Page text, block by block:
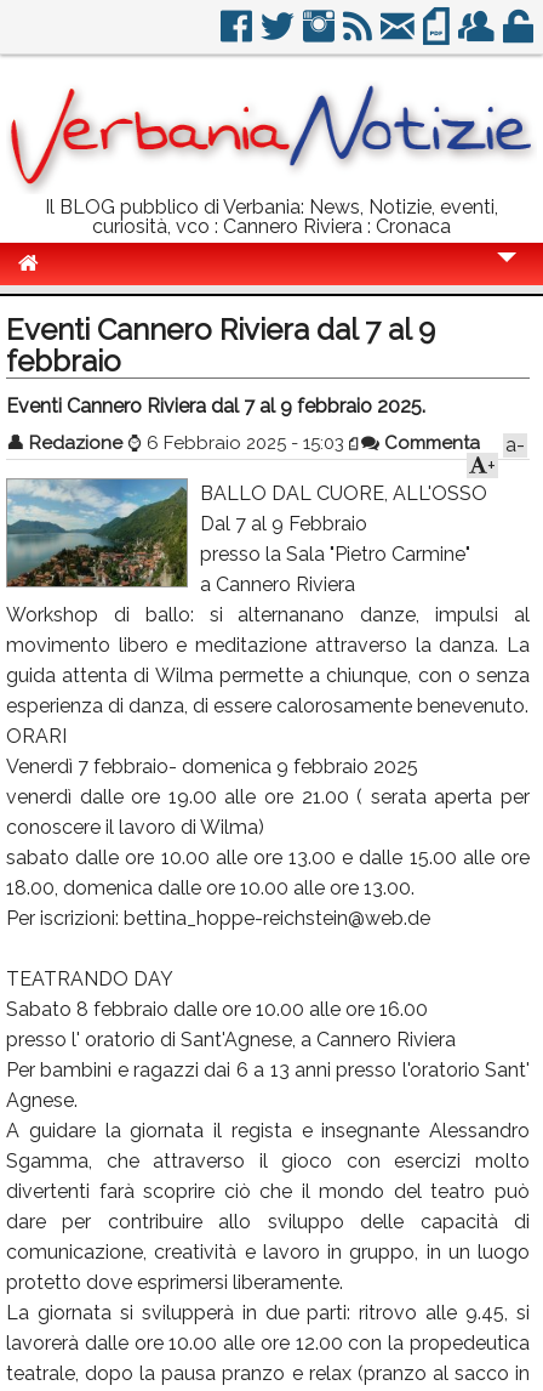
Il BLOG pubblico di Verbania: News, Notizie, eventi,
curiosità, vco : Cannero Riviera : Cronaca
Politica
Sport
Eventi
Info Utili
Rubriche
Calendario
Annunci
Eventi Cannero Riviera dal 7 al 9
febbraio
Eventi Cannero Riviera dal 7 al 9 febbraio 2025.
👤 Redazione ⌚ 6 Febbraio 2025 - 15:03 Commenta
a-
+
BALLO DAL CUORE, ALL'OSSO
Dal 7 al 9 Febbraio
presso la Sala "Pietro Carmine"
a Cannero Riviera
Workshop di ballo: si alternanano danze, impulsi al
movimento libero e meditazione attraverso la danza. La
guida attenta di Wilma permette a chiunque, con o senza
esperienza di danza, di essere calorosamente benevenuto.
ORARI
Venerdì 7 febbraio- domenica 9 febbraio 2025
venerdì dalle ore 19.00 alle ore 21.00 ( serata aperta per
conoscere il lavoro di Wilma)
sabato dalle ore 10.00 alle ore 13.00 e dalle 15.00 alle ore
18.00, domenica dalle ore 10.00 alle ore 13.00.
Per iscrizioni: bettina_hoppe-reichstein@web.de
TEATRANDO DAY
Sabato 8 febbraio dalle ore 10.00 alle ore 16.00
presso l' oratorio di Sant'Agnese, a Cannero Riviera
Per bambini e ragazzi dai 6 a 13 anni presso l'oratorio Sant'
Agnese.
A guidare la giornata il regista e insegnante Alessandro
Sgamma, che attraverso il gioco con esercizi molto
divertenti farà scoprire ciò che il mondo del teatro può
dare per contribuire allo sviluppo delle capacità di
comunicazione, creatività e lavoro in gruppo, in un luogo
protetto dove esprimersi liberamente.
La giornata si svilupperà in due parti: ritrovo alle 9.45, si
lavorerà dalle ore 10.00 alle ore 12.00 con la propedeutica
teatrale, dopo la pausa pranzo e relax (pranzo al sacco in